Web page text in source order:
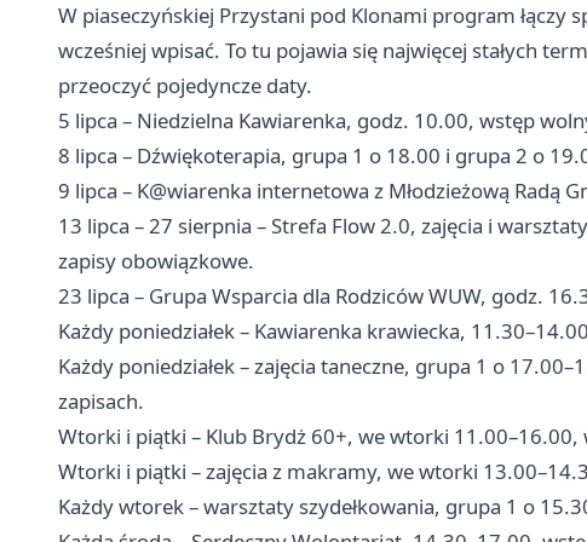
W piaseczyńskiej Przystani pod Klonami program łączy
wcześniej wpisać. To tu pojawia się najwięcej stałych
przeoczyć pojedyncze daty.
5 lipca – Niedzielna Kawiarenka, godz. 10.00, wstęp
8 lipca – Dźwiękoterapia, grupa 1 o 18.00 i grupa 2 o
9 lipca – K@wiarenka internetowa z Młodzieżową Radą
13 lipca – 27 sierpnia – Strefa Flow 2.0, zajęcia i
zapisy obowiązkowe.
23 lipca – Grupa Wsparcia dla Rodziców WUW, godz.
Każdy poniedziałek – Kawiarenka krawiecka,
Każdy poniedziałek – zajęcia taneczne, grupa 1 o
zapisach.
Wtorki i piątki – Klub Brydż 60+, we wtorki
Wtorki i piątki – zajęcia z makramy, we wtorki
Każdy wtorek – warsztaty szydełkowania, grupa 1 o